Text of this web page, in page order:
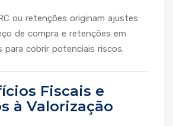
ou retenções originam ajustes
de compra e retenções em
para cobrir potenciais riscos.
Fiscais e
à Valorização